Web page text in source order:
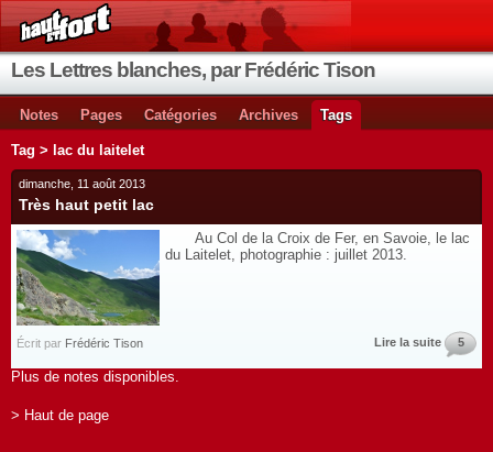
Les Lettres blanches, par Frédéric Tison
Notes Pages Catégories Archives Tags
Tag > lac du laitelet
dimanche, 11 août 2013
Très haut petit lac
Au Col de la Croix de Fer, en Savoie, le lac
du Laitelet, photographie : juillet 2013.
Écrit par Frédéric Tison Lire la suite 5
Plus de notes disponibles.
> Haut de page